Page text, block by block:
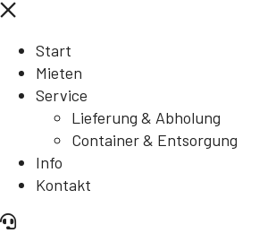
Start
Mieten
Service
Lieferung & Abholung
Container & Entsorgung
Info
Kontakt